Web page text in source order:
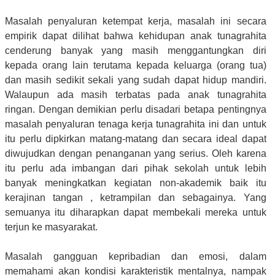
Masalah penyaluran ketempat kerja, masalah ini secara
empirik dapat dilihat bahwa kehidupan anak tunagrahita
cenderung banyak yang masih menggantungkan diri
kepada orang lain terutama kepada keluarga (orang tua)
dan masih sedikit sekali yang sudah dapat hidup mandiri.
Walaupun ada masih terbatas pada anak tunagrahita
ringan. Dengan demikian perlu disadari betapa pentingnya
masalah penyaluran tenaga kerja tunagrahita ini dan untuk
itu perlu dipkirkan matang-matang dan secara ideal dapat
diwujudkan dengan penanganan yang serius. Oleh karena
itu perlu ada imbangan dari pihak sekolah untuk lebih
banyak meningkatkan kegiatan non-akademik baik itu
kerajinan tangan , ketrampilan dan sebagainya. Yang
semuanya itu diharapkan dapat membekali mereka untuk
terjun ke masyarakat.
Masalah gangguan kepribadian dan emosi, dalam
memahami akan kondisi karakteristik mentalnya, nampak